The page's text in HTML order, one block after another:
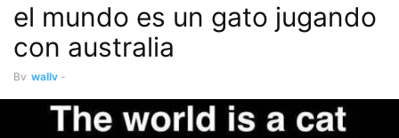
el mundo es un gato jugando
con australia
By wally -